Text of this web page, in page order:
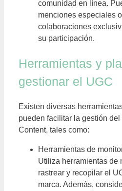
comunidad en línea.
menciones especiales
colaboraciones
su participación.
Herramientas y
gestionar el UGC
Existen diversas
pueden facilitar la gestión del
Content, tales como:
Herramientas de
Utiliza herramientas de
rastrear y recopilar el
marca. Además,